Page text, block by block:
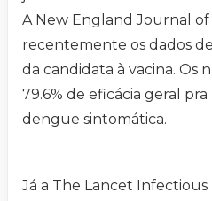
A New England Journal
recentemente os dados
da candidata à vacina. Os
79.6% de eficácia geral
dengue sintomática.
Já a The Lancet Infectious